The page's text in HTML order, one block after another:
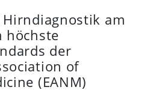
Hirndiagnostik am
höchste
der
of
(EANM)